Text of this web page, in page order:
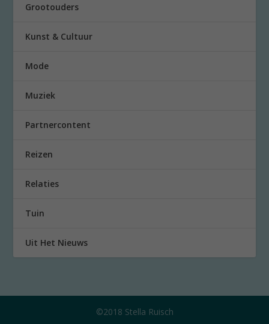
Grootouders
Kunst & Cultuur
Mode
Muziek
Partnercontent
Reizen
Relaties
Tuin
Uit Het Nieuws
©2018 Stella Ruisch